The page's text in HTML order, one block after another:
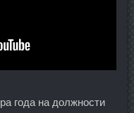
года на должности